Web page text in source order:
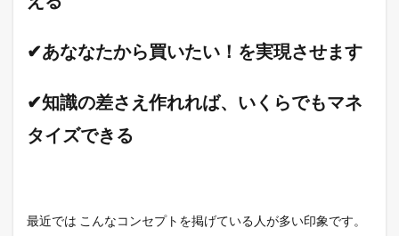
✔あななたから買いたい！を実現させます
✔知識の差さえ作れれば、いくらでもマネ
タイズできる
最近では こんなコンセプトを掲げている人が多い印象です。